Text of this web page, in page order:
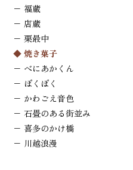
−福蔵
− 店蔵
−栗最中
◆焼き菓子
− べにあかくん
− ぽくぽく
− かわごえ音色
−石畳のある街並み
− 喜多のかけ橋
− 川越浪漫